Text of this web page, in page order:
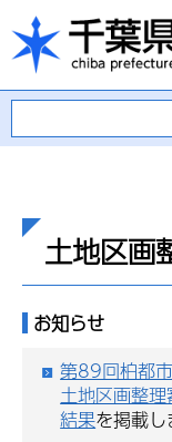
土地区画
お知らせ
第89回柏都
土地区画整
結果を掲載し